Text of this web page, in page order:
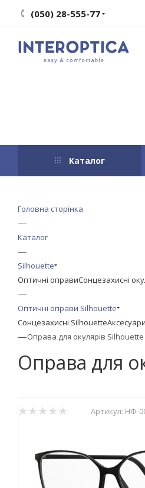
(050) 28-555-77
Каталог
Головна сторінка
—
Каталог
—
Silhouette
Оптичні оправиСонцезахисні
—
Оптичні оправи Silhouette
Сонцезахисні Silhouette
—Оправа для окулярів Silhouette
Оправа для
Артикул: НФ-